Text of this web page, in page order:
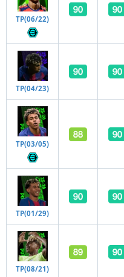
TP(06/22)
TP(04/23)
TP(03/05)
TP(01/29)
TP(08/21)